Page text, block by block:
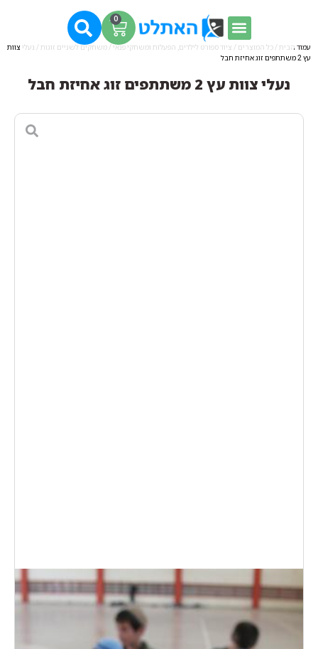
0
עמוד הבית / כל המוצרים / ציוד ספורט לילדים, הפעלות ומשחקי פנאי / משחקים לשניים זוגות / נעלי צוות
עץ 2 משתתפים זוג אחיזת חבל
נעלי צוות עץ 2 משתתפים זוג אחיזת חבל